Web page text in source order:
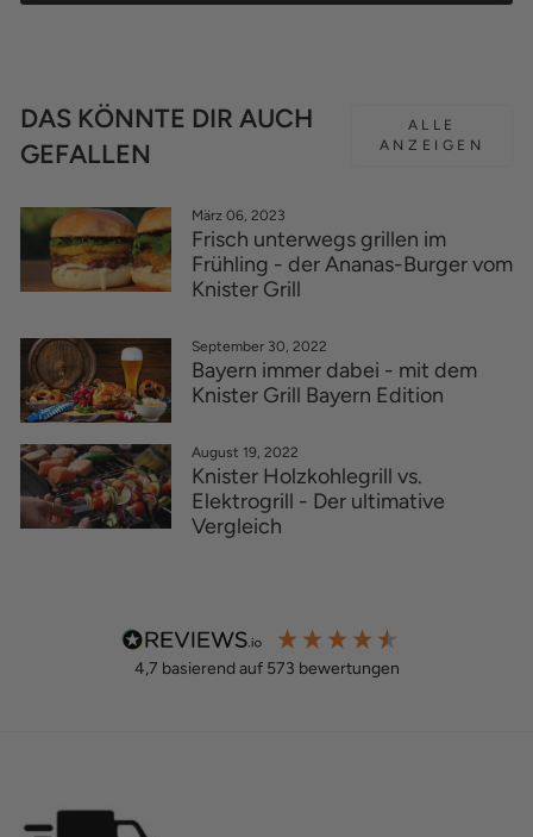
DAS KÖNNTE DIR AUCH
GEFALLEN
ALLE
ANZEIGEN
März 06, 2023
Frisch unterwegs grillen im
Frühling - der Ananas-Burger vom
Knister Grill
September 30, 2022
Bayern immer dabei - mit dem
Knister Grill Bayern Edition
August 19, 2022
Knister Holzkohlegrill vs.
Elektrogrill - Der ultimative
Vergleich
4,7 basierend auf 573 bewertungen